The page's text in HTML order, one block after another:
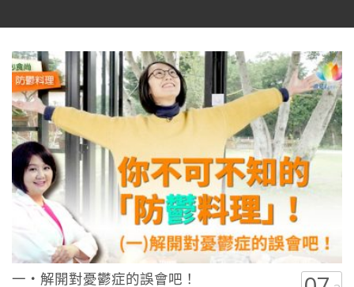
一・解開對憂鬱症的誤會吧！